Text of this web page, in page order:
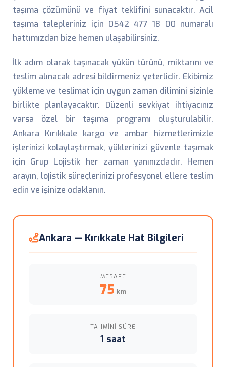
taşıma çözümünü ve fiyat teklifini sunacaktır. Acil
taşıma talepleriniz için 0542 477 18 00 numaralı
hattımızdan bize hemen ulaşabilirsiniz.
İlk adım olarak taşınacak yükün türünü, miktarını ve
teslim alınacak adresi bildirmeniz yeterlidir. Ekibimiz
yükleme ve teslimat için uygun zaman dilimini sizinle
birlikte planlayacaktır. Düzenli sevkiyat ihtiyacınız
varsa özel bir taşıma programı oluşturulabilir.
Ankara Kırıkkale kargo ve ambar hizmetlerimizle
işlerinizi kolaylaştırmak, yüklerinizi güvenle taşımak
için Grup Lojistik her zaman yanınızdadır. Hemen
arayın, lojistik süreçlerinizi profesyonel ellere teslim
edin ve işinize odaklanın.
Ankara — Kırıkkale Hat Bilgileri
MESAFE
75 km
TAHMINI SÜRE
1 saat